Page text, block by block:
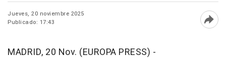
Jueves, 20 noviembre 2025
Publicado: 17:43
MADRID, 20 Nov. (EUROPA PRESS) -